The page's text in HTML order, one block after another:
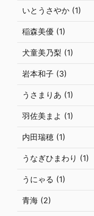
いとうさやか (1)
稲森美優 (1)
犬童美乃梨 (1)
岩本和子 (3)
うさまりあ (1)
羽佐美まよ (1)
内田瑞穂 (1)
うなぎひまわり (1)
うにゃる (1)
青海 (2)